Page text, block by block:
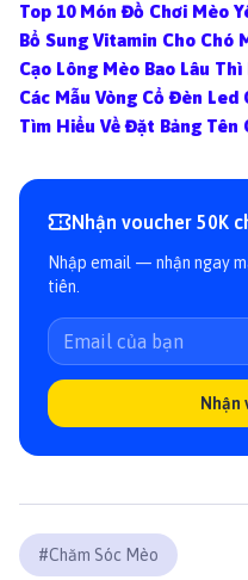
Top 10 Món Đồ Chơi Mèo
Bổ Sung Vitamin Cho Chó
Cạo Lông Mèo Bao Lâu Thì
Các Mẫu Vòng Cổ Đèn Led
Tìm Hiểu Về Đặt Bảng Tên
Nhận voucher 50K
Nhập email — nhận ngay
tiên.
Nhận
#Chăm Sóc Mèo